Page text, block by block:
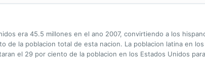
era 45.5 millones en el ano 2007, convirtiendo a los
de la poblacion total de esta nacion. La poblacion latina en
el 29 por ciento de la poblacion en los Estados Unidos